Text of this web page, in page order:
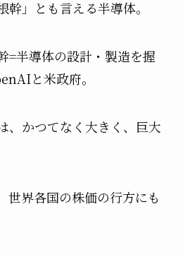
幹」とも言える半導体。
=半導体の設計・製造を握
と米政府。
、かつてなく大きく、巨大
世界各国の株価の行方にも